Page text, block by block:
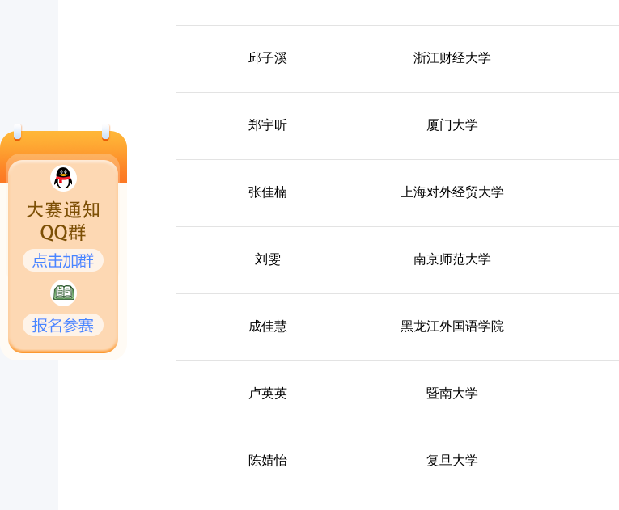
邱子溪 浙江财经大学
郑宇昕 厦门大学
张佳楠 上海对外经贸大学
刘雯 南京师范大学
成佳慧 黑龙江外国语学院
卢英英 暨南大学
陈婧怡 复旦大学